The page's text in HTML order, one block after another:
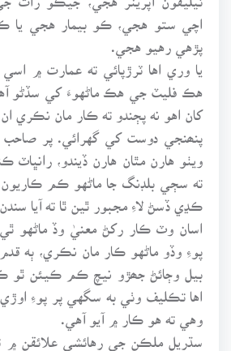
اچي ستو هجي، ڪو بيمار هجي يا ڪو
يا وري اها ٽرڙپائي ته عمارت ۾
هڪ فليٽ جي هڪ ماڻهوءَ کي سڏڻو
کان اهو نه پڄندو ته ڪار مان نڪري
پنھنجي دوست کي گهرائي. پر صاحب
ويٺو هارن مٿان هارن ڏيندو، رانڀاٽ
ته سڄي بلڊنگ جا ماڻهو ڪم ڪاريون
ڪڍي ڏسڻ لاءِ مجبور ٿين ٿا ته آيا
اسان وٽ ڪار رکڻ معنيٰ وڏ ماڻهو
پوءِ وڏو ماڻهو ڪار مان نڪري، ٻه
بيل وڄائڻ جھڙو نيچ ڪم ڪيئن ٿو
اها تڪليف وٺي به سگهي پر پوءِ
وهي ته هو ڪار ۾ آيو آهي.
سڌريل ملڪن جي رهائشي علائقن ۾